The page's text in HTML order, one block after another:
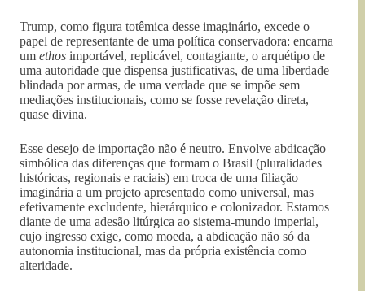
Trump, como figura totêmica desse imaginário, excede o
papel de representante de uma política conservadora: encarna
um ethos importável, replicável, contagiante, o arquétipo de
uma autoridade que dispensa justificativas, de uma liberdade
blindada por armas, de uma verdade que se impõe sem
mediações institucionais, como se fosse revelação direta,
quase divina.
Esse desejo de importação não é neutro. Envolve abdicação
simbólica das diferenças que formam o Brasil (pluralidades
históricas, regionais e raciais) em troca de uma filiação
imaginária a um projeto apresentado como universal, mas
efetivamente excludente, hierárquico e colonizador. Estamos
diante de uma adesão litúrgica ao sistema-mundo imperial,
cujo ingresso exige, como moeda, a abdicação não só da
autonomia institucional, mas da própria existência como
alteridade.